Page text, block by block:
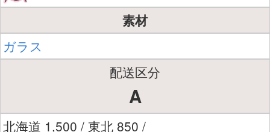
素材
ガラス
配送区分
A
北海道 1,500 / 東北 850 /